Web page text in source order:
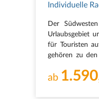
Individuelle
Der
Urlaubsgebiet
für Touristen
gehören zu
ab